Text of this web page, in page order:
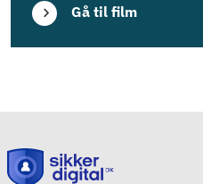
Gå til film